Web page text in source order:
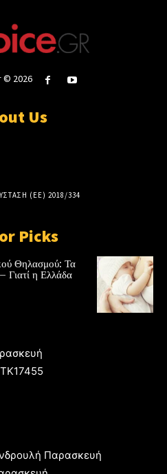
© 2026
Us
(ΕΕ) 2018/334
Picks
Θηλασμού: Τα
Γιατί η Ελλάδα
Παρασκευή